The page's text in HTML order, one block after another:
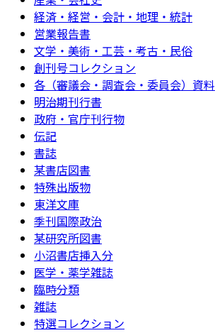
経済・経営・会計・地理・統計
営業報告書
文学・美術・工芸・考古・民俗
創刊号コレクション
各（審議会・調査会・委員会）資料
明治期刊行書
政府・官庁刊行物
伝記
書誌
某書店図書
特殊出版物
東洋文庫
季刊国際政治
某研究所図書
小沼書店挿入分
医学・薬学雑誌
臨時分類
雑誌
特選コレクション